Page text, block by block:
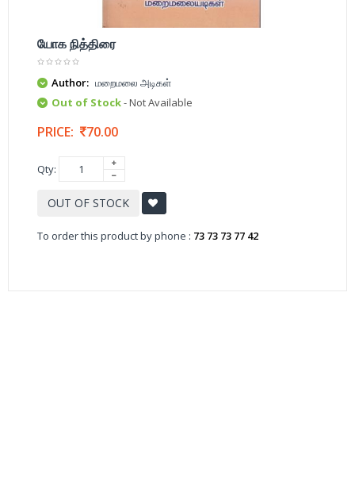
யோக நித்திரை
Author: மறைமலை அடிகள்
Out of Stock- Not Available
PRICE: 70.00
Qty:
OUT OF STOCK
To order this product by phone : 73 73 73 77 42